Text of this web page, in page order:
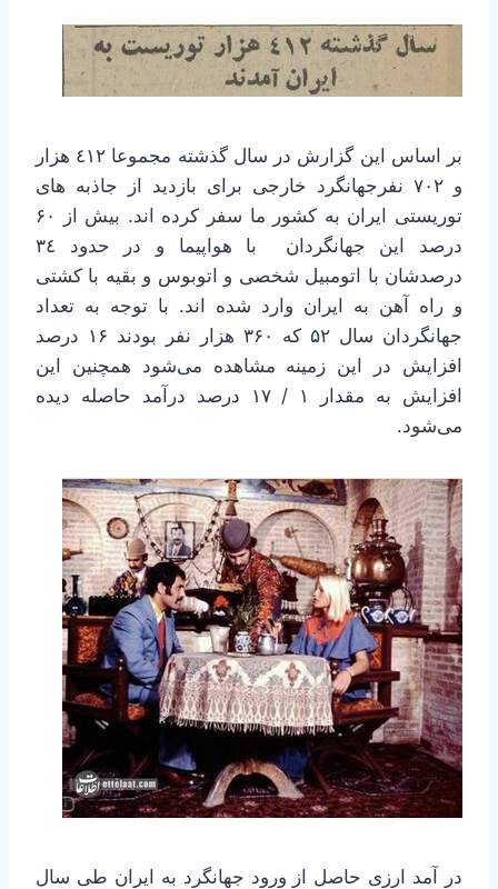
بر اساس این گزارش در سال گذشته مجموعا ٤١٢ هزار
و ۷۰۲ نفرجهانگرد خارجی برای بازدید از جاذبه های
توریستی ایران به کشور ما سفر کرده اند. بیش از ۶۰
درصد این جهانگردان با هواپیما و در حدود ٣٤
درصدشان با اتومبیل شخصی و اتوبوس و بقیه با کشتی
و راه آهن به ایران وارد شده اند. با توجه به تعداد
جهانگردان سال ۵۲ که ۳۶۰ هزار نفر بودند ۱۶ درصد
افزایش در این زمینه مشاهده می‌شود همچنین این
افزایش به مقدار ۱ / ۱۷ درصد درآمد حاصله دیده
می‌شود.
در آمد ارزی حاصل از ورود جهانگرد به ایران طی سال